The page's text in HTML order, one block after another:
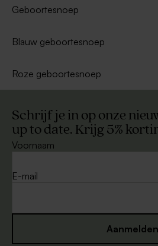
Geboortesnoep
Blauw geboortesnoep
Roze geboortesnoep
Schrijf je in op onze
up to date. Krijg 5%
Voornaam
E-mail
Aanmelden